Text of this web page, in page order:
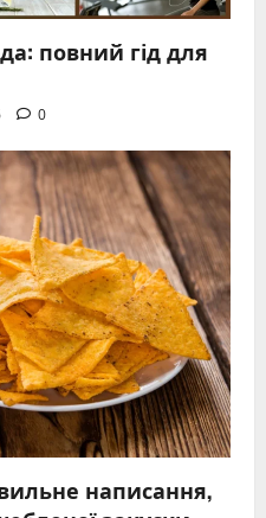
повний гід для
0
написання,